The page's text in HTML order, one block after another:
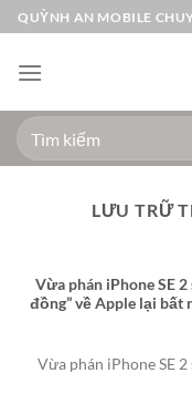
Bỏ
qua
nội
QUỲNH AN MOBILE
Tìm
kiếm:
LƯU TRỮ
Vừa phán iPhone SE
đồng” về Apple lại bất
Vừa phán iPhone SE